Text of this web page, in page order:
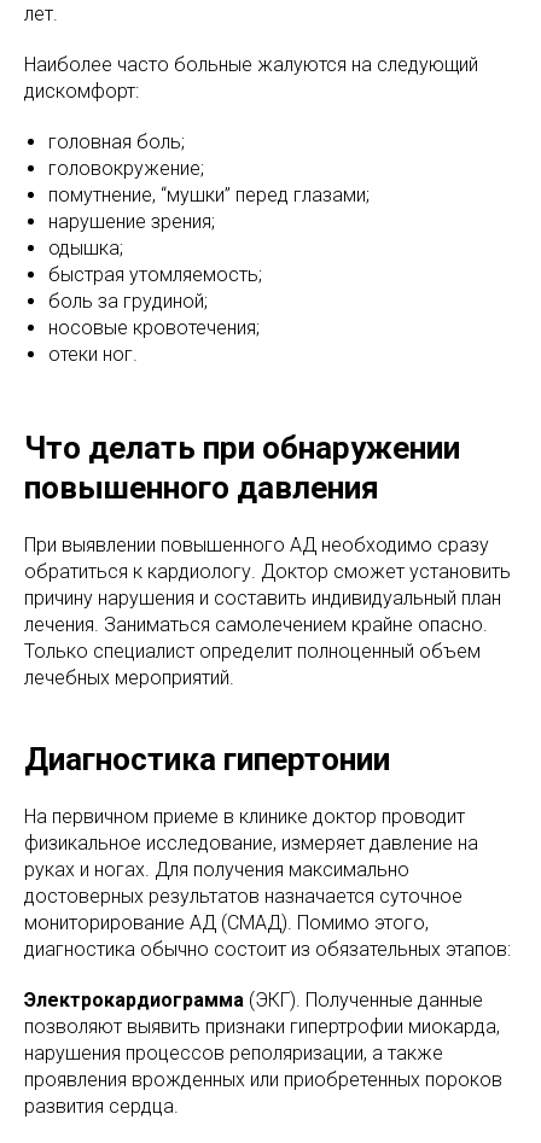
лет.
Наиболее часто больные жалуются на следующий
дискомфорт:
головная боль;
головокружение;
помутнение, “мушки” перед глазами;
нарушение зрения;
одышка;
быстрая утомляемость;
боль за грудиной;
носовые кровотечения;
отеки ног.
Что делать при обнаружении
повышенного давления
При выявлении повышенного АД необходимо сразу
обратиться к кардиологу. Доктор сможет установить
причину нарушения и составить индивидуальный план
лечения. Заниматься самолечением крайне опасно.
Только специалист определит полноценный объем
лечебных мероприятий.
Диагностика гипертонии
На первичном приеме в клинике доктор проводит
физикальное исследование, измеряет давление на
руках и ногах. Для получения максимально
достоверных результатов назначается суточное
мониторирование АД (СМАД). Помимо этого,
диагностика обычно состоит из обязательных этапов:
Электрокардиограмма (ЭКГ). Полученные данные
позволяют выявить признаки гипертрофии миокарда,
нарушения процессов реполяризации, а также
проявления врожденных или приобретенных пороков
развития сердца.